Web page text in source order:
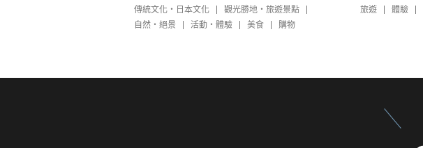
傳統文化・日本文化
觀光勝地・旅遊景點
自然・絕景
活動・體驗 美食 購物
旅遊
體驗